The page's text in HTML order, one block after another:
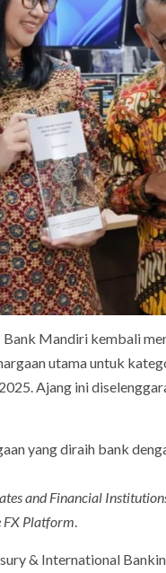
Bank Mandiri kembali
utama untuk
Ajang ini
yang diraih bank
and Financial
FX Platform
& International